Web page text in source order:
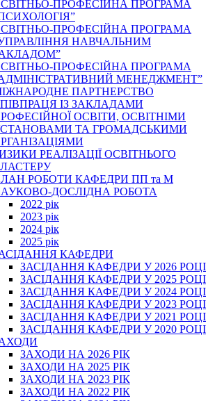
ПРОФЕСІЙНА ПРОГРАМА
ПРОФЕСІЙНА ПРОГРАМА
НАВЧАЛЬНИМ
ПРОФЕСІЙНА ПРОГРАМА
МЕНЕДЖМЕНТ”
ПАРТНЕРСТВО
ІЗ ЗАКЛАДАМИ
ОСВІТИ, ОСВІТНІМИ
ТА ГРОМАДСЬКИМИ
РЕАЛІЗАЦІЇ ОСВІТНЬОГО
РОБОТИ КАФЕДРИ ПП та М
ДОСЛІДНА РОБОТА
2022 рік
2023 рік
2024 рік
2025 рік
КАФЕДРИ
ЗАСІДАННЯ КАФЕДРИ У 2026 РОЦІ
ЗАСІДАННЯ КАФЕДРИ У 2025 РОЦІ
ЗАСІДАННЯ КАФЕДРИ У 2024 РОЦІ
ЗАСІДАННЯ КАФЕДРИ У 2023 РОЦІ
ЗАСІДАННЯ КАФЕДРИ У 2021 РОЦІ
ЗАСІДАННЯ КАФЕДРИ У 2020 РОЦІ
ЗАХОДИ НА 2026 РІК
ЗАХОДИ НА 2025 РІК
ЗАХОДИ НА 2023 РІК
ЗАХОДИ НА 2022 РІК